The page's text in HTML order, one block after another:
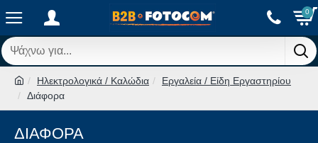
0
Ηλεκτρολογικά / Καλώδια
Εργαλεία / Είδη Εργαστηρίου
Διάφορα
ΔΙΆΦΟΡΑ